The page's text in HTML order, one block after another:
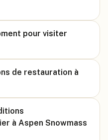
pour visiter
de restauration à
à Aspen Snowmass